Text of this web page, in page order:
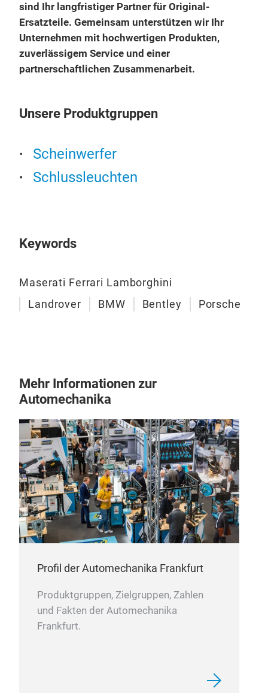
sind Ihr langfristiger Partner für Original-
Ersatzteile. Gemeinsam unterstützen wir Ihr
Unternehmen mit hochwertigen Produkten,
zuverlässigem Service und einer
partnerschaftlichen Zusammenarbeit.
Unsere Produktgruppen
Scheinwerfer
Schlussleuchten
Keywords
Maserati Ferrari Lamborghini
Landrover
BMW Bentley Porsche
Mehr Informationen zur
Automechanika
Profil der Automechanika Frankfurt
Produktgruppen, Zielgruppen, Zahlen
und Fakten der Automechanika
Frankfurt.